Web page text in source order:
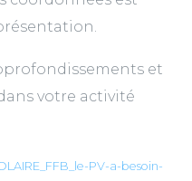
et
votre activité
PV-a-besoin-